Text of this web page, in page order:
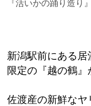
『活いかの踊り造り』
新潟駅前にある
限定の『越の鶴』
佐渡産の新鮮なヤ